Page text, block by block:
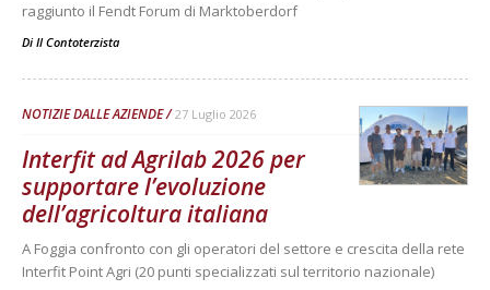
raggiunto il Fendt Forum di Marktoberdorf
Di Il Contoterzista
NOTIZIE DALLE AZIENDE 27 Luglio 2026
Interfit ad Agrilab 2026 per
supportare l’evoluzione
dell’agricoltura italiana
A Foggia confronto con gli operatori del settore e crescita della rete
Interfit Point Agri (20 punti specializzati sul territorio nazionale)